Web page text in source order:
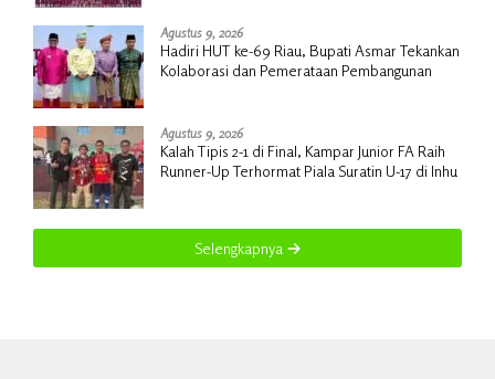
Agustus 9, 2026
Hadiri HUT ke-69 Riau, Bupati Asmar Tekankan
Kolaborasi dan Pemerataan Pembangunan
Agustus 9, 2026
Kalah Tipis 2-1 di Final, Kampar Junior FA Raih
Runner-Up Terhormat Piala Suratin U-17 di Inhu
Selengkapnya